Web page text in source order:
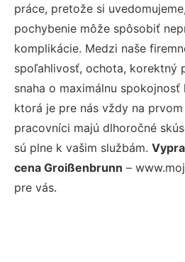
práce, pretože si
pochybenie môže spôsobiť
komplikácie. Medzi naše
spoľahlivosť, ochota, korektný
snaha o maximálnu spokojnosť
ktorá je pre nás vždy na prvom
pracovníci majú dlhoročné
sú plne k vašim službám.
cena Groißenbrunn –
pre vás.